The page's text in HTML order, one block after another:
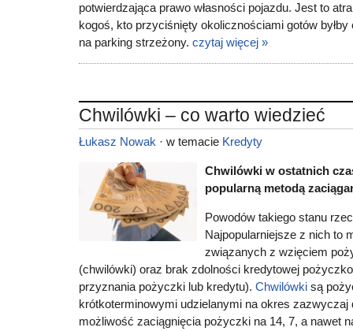
potwierdzająca prawo własności pojazdu. Jest to
kogoś, kto przyciśnięty okolicznościami gotów
na parking strzeżony. czytaj więcej »
Chwilówki – co warto wiedzieć
Łukasz Nowak · w temacie Kredyty
Chwilówki w ostatnich
popularną metodą
Powodów takiego stanu
Najpopularniejsze z nich to
związanych z wzięciem
(chwilówki) oraz brak zdolności kredytowej
przyznania pożyczki lub kredytu). Chwilówki są
krótkoterminowymi udzielanymi na okres zazwyczaj
możliwość zaciągnięcia pożyczki na 14, 7, a nawet